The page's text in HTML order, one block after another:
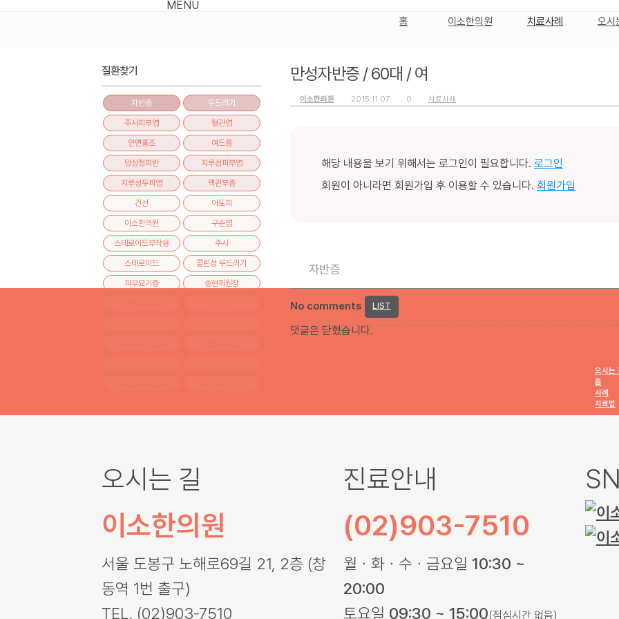
MENU
홈 이소한의원 치료사례 오시
만성자반증 / 60대 / 여
이소한의원 2015.11.07 0 치료사례
해당 내용을 보기 위해서는 로그인이 필요합니다. 로그인
회원이 아니라면 회원가입 후 이용할 수 있습니다. 회원가입
자반증
No comments LIST
댓글은 닫혔습니다.
질환찾기
자반증 두드러기
주사피부염 혈관염
안면홍조 여드름
망상청피반 지루성피부염
지루성두피염 맥관부종
건선 아토피
이소한의원 구순염
스테로이드부작용 주사
스테로이드 콜린성 두드러기
피부묘기증 송현희원장
오시는
홈
사례
치료법
오시는 길
이소한의원
서울 도봉구 노해로69길 21, 2층 (창
동역 1번 출구)
TEL. (02)903-7510
진료안내
(02)903-7510
월ㆍ화ㆍ수ㆍ금요일 10:30 ~
20:00
토요일 09:30 ~ 15:00(점심시간 없음)